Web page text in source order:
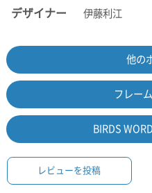
デザイナー 伊藤利江
他の
フレー
BIRDS
レビューを投稿